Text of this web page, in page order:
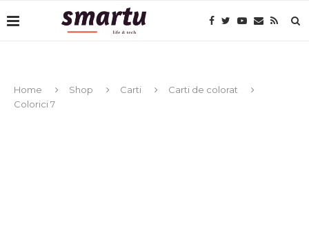
Home Shop Carti
Carti de colorat
Colorici 7